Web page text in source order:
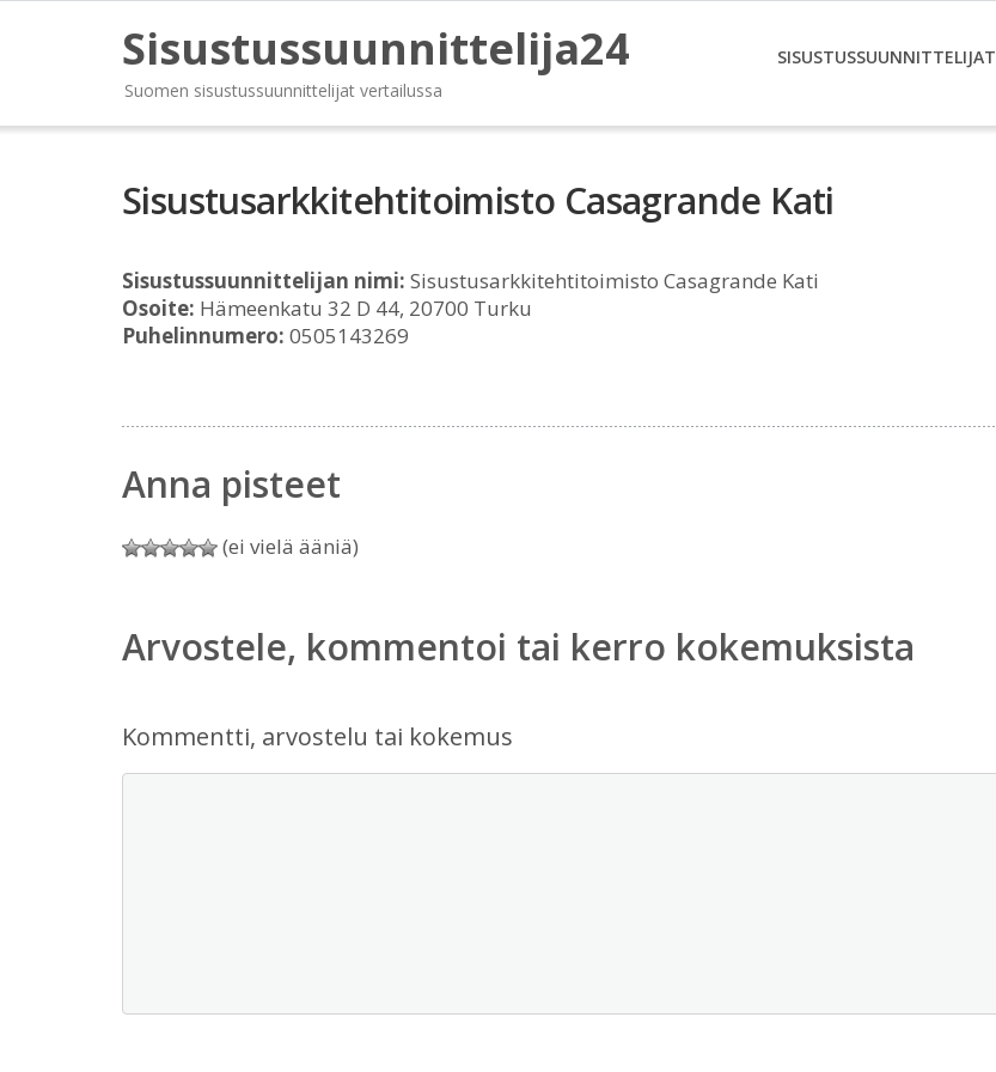
Sisustussuunnittelija24
Suomen sisustussuunnittelijat vertailussa
SISUSTUSSUUNNITTELIJAT
Sisustusarkkitehtitoimisto Casagrande Kati
Sisustussuunnittelijan nimi: Sisustusarkkitehtitoimisto Casagrande Kati
Osoite: Hämeenkatu 32 D 44, 20700 Turku
Puhelinnumero: 0505143269
Anna pisteet
(ei vielä ääniä)
Arvostele, kommentoi tai kerro kokemuksista
Kommentti, arvostelu tai kokemus